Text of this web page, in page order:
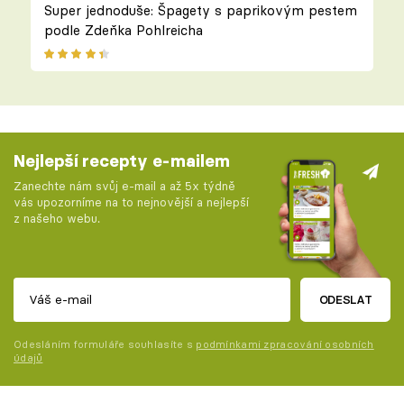
Super jednoduše: Špagety s paprikovým pestem
podle Zdeňka Pohlreicha
Nejlepší recepty e-mailem
Zanechte nám svůj e-mail a až 5x týdně
vás upozorníme na to nejnovější a nejlepší
z našeho webu.
ODESLAT
Odesláním formuláře souhlasíte s podmínkami zpracování osobních
údajů